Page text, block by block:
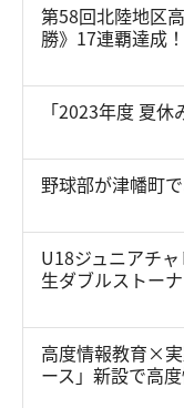
第58回北陸地区
勝》17連覇達成！
「2023年度 夏
野球部が津幡町
U18ジュニアチ
生ダブルストー
高度情報教育×
ース」新設で高